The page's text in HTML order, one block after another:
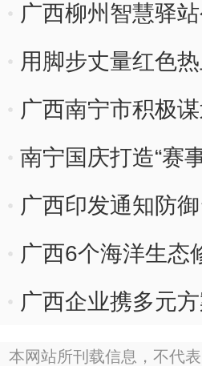
广西柳州智慧驿
用脚步丈量红色
广西南宁市积极
南宁国庆打造“赛
广西印发通知防
广西6个海洋生态
广西企业携多元
本网站所刊载信息，不代